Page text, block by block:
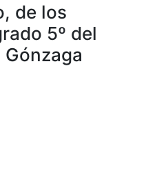
de los
5º del